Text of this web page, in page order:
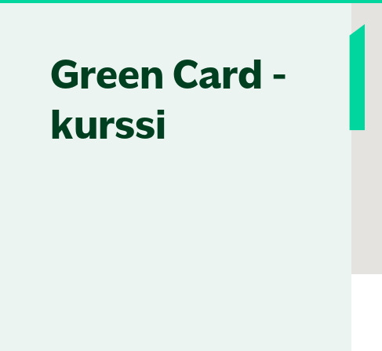
Skip to content
Green Card -
kurssi